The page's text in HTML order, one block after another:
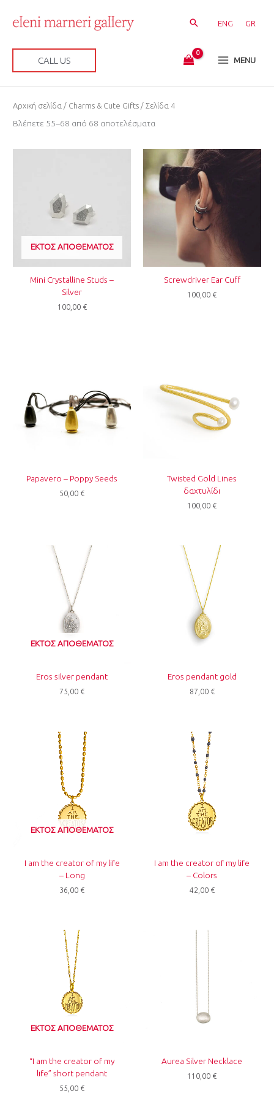
περιεχόμενο
ENG GR
CALL US MENU
Αρχική σελίδα / Charms & Cute Gifts / Σελίδα 4
Βλέπετε 55–68 από 68 αποτελέσματα
Sorted
by
ΕΚΤΌΣ ΑΠΟΘΈΜΑΤΟΣ
Mini Crystalline Studs –
Silver
100,00 €
Screwdriver Ear Cuff
100,00 €
Papavero – Poppy Seeds
50,00 €
Twisted Gold Lines
δαχτυλίδι
100,00 €
ΕΚΤΌΣ ΑΠΟΘΈΜΑΤΟΣ
Eros silver pendant
75,00 €
Eros pendant gold
87,00 €
ΕΚΤΌΣ ΑΠΟΘΈΜΑΤΟΣ
I am the creator of my life
– Long
36,00 €
I am the creator of my life
– Colors
42,00 €
ΕΚΤΌΣ ΑΠΟΘΈΜΑΤΟΣ
“I am the creator of my
life” short pendant
55,00 €
Aurea Silver Necklace
110,00 €